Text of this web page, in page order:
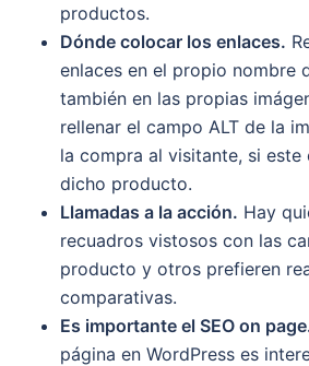
productos.
Dónde colocar los enlaces.
enlaces en el propio nombre
también en las propias
rellenar el campo ALT de la
la compra al visitante, si este
dicho producto.
Llamadas a la acción. Hay
recuadros vistosos con las
producto y otros prefieren
comparativas.
Es importante el SEO on
página en WordPress es